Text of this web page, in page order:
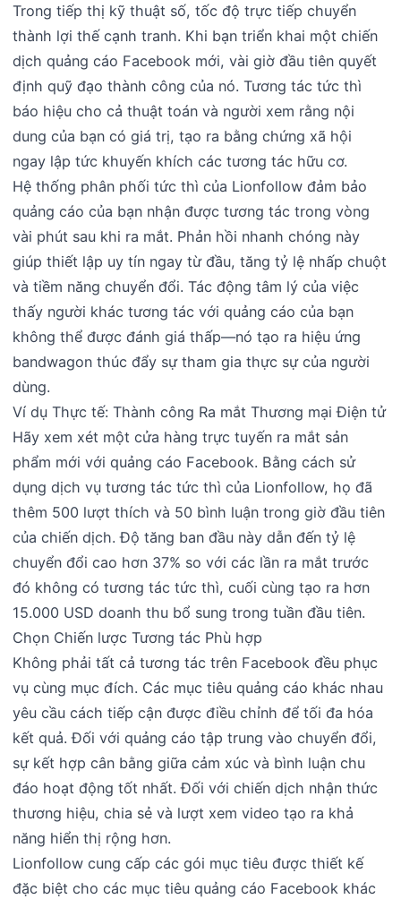
Trong tiếp thị kỹ thuật số, tốc độ trực tiếp chuyển
thành lợi thế cạnh tranh. Khi bạn triển khai một chiến
dịch quảng cáo Facebook mới, vài giờ đầu tiên quyết
định quỹ đạo thành công của nó. Tương tác tức thì
báo hiệu cho cả thuật toán và người xem rằng nội
dung của bạn có giá trị, tạo ra bằng chứng xã hội
ngay lập tức khuyến khích các tương tác hữu cơ.
Hệ thống phân phối tức thì của Lionfollow đảm bảo
quảng cáo của bạn nhận được tương tác trong vòng
vài phút sau khi ra mắt. Phản hồi nhanh chóng này
giúp thiết lập uy tín ngay từ đầu, tăng tỷ lệ nhấp chuột
và tiềm năng chuyển đổi. Tác động tâm lý của việc
thấy người khác tương tác với quảng cáo của bạn
không thể được đánh giá thấp—nó tạo ra hiệu ứng
bandwagon thúc đẩy sự tham gia thực sự của người
dùng.
Ví dụ Thực tế: Thành công Ra mắt Thương mại Điện tử
Hãy xem xét một cửa hàng trực tuyến ra mắt sản
phẩm mới với quảng cáo Facebook. Bằng cách sử
dụng dịch vụ tương tác tức thì của Lionfollow, họ đã
thêm 500 lượt thích và 50 bình luận trong giờ đầu tiên
của chiến dịch. Độ tăng ban đầu này dẫn đến tỷ lệ
chuyển đổi cao hơn 37% so với các lần ra mắt trước
đó không có tương tác tức thì, cuối cùng tạo ra hơn
15.000 USD doanh thu bổ sung trong tuần đầu tiên.
Chọn Chiến lược Tương tác Phù hợp
Không phải tất cả tương tác trên Facebook đều phục
vụ cùng mục đích. Các mục tiêu quảng cáo khác nhau
yêu cầu cách tiếp cận được điều chỉnh để tối đa hóa
kết quả. Đối với quảng cáo tập trung vào chuyển đổi,
sự kết hợp cân bằng giữa cảm xúc và bình luận chu
đáo hoạt động tốt nhất. Đối với chiến dịch nhận thức
thương hiệu, chia sẻ và lượt xem video tạo ra khả
năng hiển thị rộng hơn.
Lionfollow cung cấp các gói mục tiêu được thiết kế
đặc biệt cho các mục tiêu quảng cáo Facebook khác